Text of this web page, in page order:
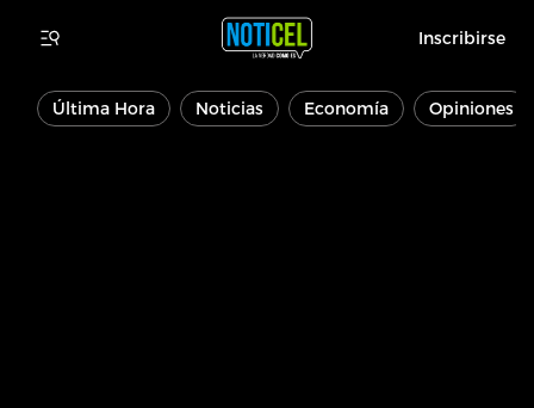
Inscribirse
Última Hora Noticias Economía Opiniones